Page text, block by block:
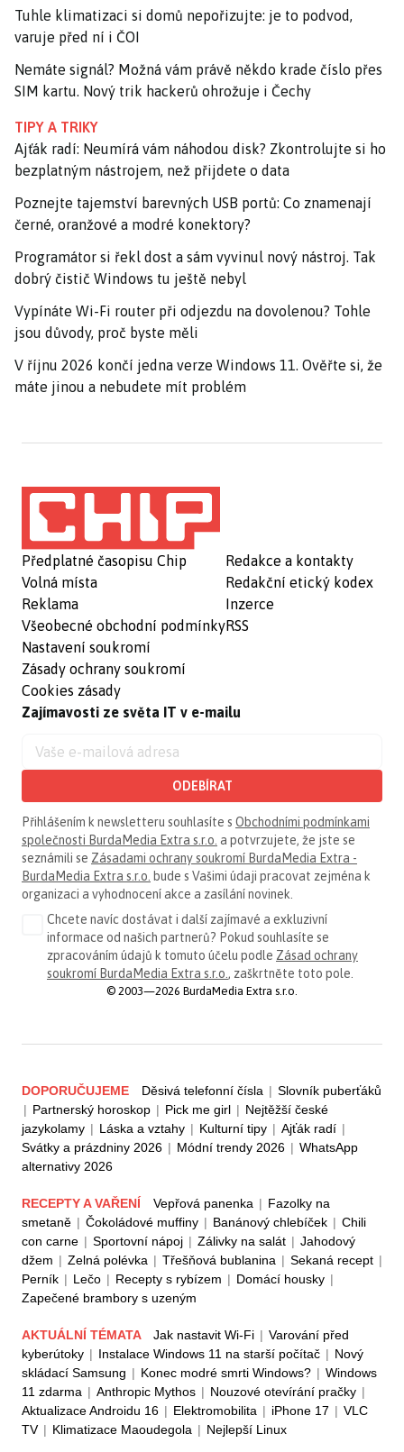
Tuhle klimatizaci si domů nepořizujte: je to podvod,
varuje před ní i ČOI
Nemáte signál? Možná vám právě někdo krade číslo přes
SIM kartu. Nový trik hackerů ohrožuje i Čechy
TIPY A TRIKY
Ajťák radí: Neumírá vám náhodou disk? Zkontrolujte si ho
bezplatným nástrojem, než přijdete o data
Poznejte tajemství barevných USB portů: Co znamenají
černé, oranžové a modré konektory?
Programátor si řekl dost a sám vyvinul nový nástroj. Tak
dobrý čistič Windows tu ještě nebyl
Vypínáte Wi-Fi router při odjezdu na dovolenou? Tohle
jsou důvody, proč byste měli
V říjnu 2026 končí jedna verze Windows 11. Ověřte si, že
máte jinou a nebudete mít problém
Předplatné časopisu Chip
Volná místa
Reklama
Všeobecné obchodní podmínky
Nastavení soukromí
Zásady ochrany soukromí
Cookies zásady
Redakce a kontakty
Redakční etický kodex
Inzerce
RSS
Zajímavosti ze světa IT v e-mailu
ODEBÍRAT
Přihlášením k newsletteru souhlasíte s Obchodními podmínkami
společnosti BurdaMedia Extra s.r.o. a potvrzujete, že jste se
seznámili se Zásadami ochrany soukromí BurdaMedia Extra -
BurdaMedia Extra s.r.o. bude s Vašimi údaji pracovat zejména k
organizaci a vyhodnocení akce a zasílání novinek.
Chcete navíc dostávat i další zajímavé a exkluzivní
informace od našich partnerů? Pokud souhlasíte se
zpracováním údajů k tomuto účelu podle Zásad ochrany
soukromí BurdaMedia Extra s.r.o. , zaškrtněte toto pole.
© 2003—2026 BurdaMedia Extra s.r.o.
DOPORUČUJEME Děsivá telefonní čísla | Slovník puberťáků
| Partnerský horoskop | Pick me girl | Nejtěžší české
jazykolamy | Láska a vztahy | Kulturní tipy | Ajťák radí |
Svátky a prázdniny 2026 | Módní trendy 2026 | WhatsApp
alternativy 2026
RECEPTY A VAŘENÍ Vepřová panenka | Fazolky na
smetaně | Čokoládové muffiny | Banánový chlebíček | Chili
con carne | Sportovní nápoj | Zálivky na salát | Jahodový
džem | Zelná polévka | Třešňová bublanina | Sekaná recept |
Perník | Lečo | Recepty s rybízem | Domácí housky |
Zapečené brambory s uzeným
AKTUÁLNÍ TÉMATA Jak nastavit Wi-Fi | Varování před
kyberútoky | Instalace Windows 11 na starší počítač | Nový
skládací Samsung | Konec modré smrti Windows? | Windows
11 zdarma | Anthropic Mythos | Nouzové otevírání pračky |
Aktualizace Androidu 16 | Elektromobilita | iPhone 17 | VLC
TV | Klimatizace Maoudegola | Nejlepší Linux